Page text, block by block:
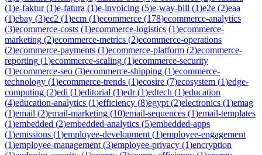
(1)e-faktur(1)e-fatura (1)e-invoicing (5)e-way-bill (1)e2e (2)eaa
(1)ebay (3)ec2 (1)ecm (1)ecommerce (178)ecommerce-analytics
(3)ecommerce-costs (1)ecommerce-logistics (1)ecommerce-
marketing (2)ecommerce-metrics (2)ecommerce-operations
(2)ecommerce-payments (1)ecommerce-platform (2)ecommerce-
reporting (1)ecommerce-scaling (1)ecommerce-security
(1)ecommerce-seo (3)ecommerce-shipping (1)ecommerce-
technology (1)ecommerce-trends (1)ecosire (7)ecosystem (1)edge-
computing (2)edi (1)editorial (1)edr(1)edtech (1)education
(4)education-analytics (1)efficiency (8)egypt (2)electronics (1)emag
(1)email (2)email-marketing (10)email-sequences (1)email-templates
(1)embedded (2)embedded-analytics (5)embedded-apps
(1)emissions (1)employee-development (1)employee-engagement
(1)employee-management (3)employee-privacy (1)encryption